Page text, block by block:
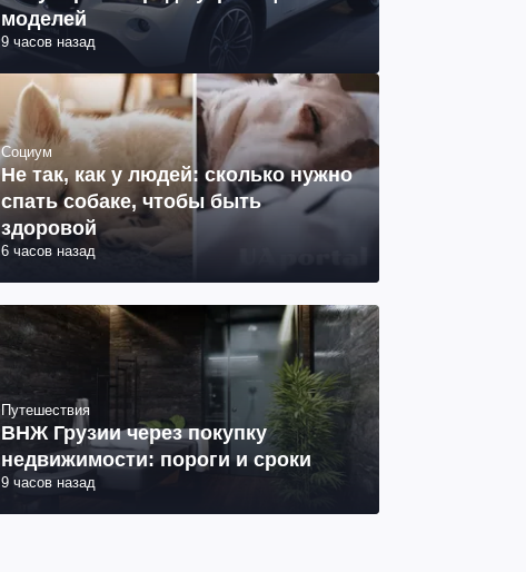
моделей
9 часов назад
Социум
Не так, как у людей: сколько нужно
спать собаке, чтобы быть
здоровой
6 часов назад
Путешествия
ВНЖ Грузии через покупку
недвижимости: пороги и сроки
9 часов назад